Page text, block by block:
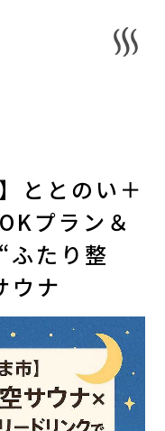
ととのい＋
プラン＆
ふたり整
ウナ